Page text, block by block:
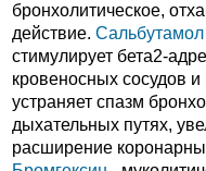
бронхолитическое,
действие. Сальбутамол
стимулирует бета2-
кровеносных сосудов
устраняет спазм
дыхательных путях,
расширение